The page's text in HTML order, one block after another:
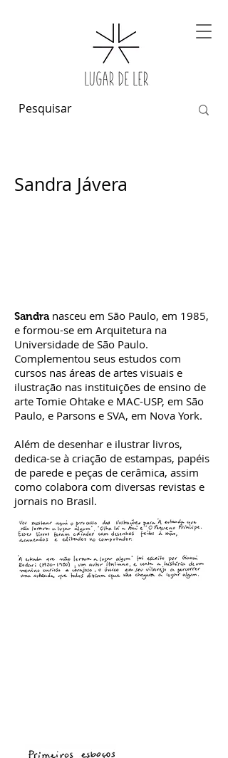
Sandra Jávera
Sandranasceu em São Paulo, em 1985,
e formou-se em Arquitetura na
Universidade de São Paulo.
Complementou seus estudos com
cursos nas áreas de artes visuais e
ilustração nas instituições de ensino de
arte Tomie Ohtake e MAC-USP, em São
Paulo, e Parsons e SVA, em Nova York.
Além de desenhar e ilustrar livros,
dedica-se à criação de estampas, papéis
de parede e peças de cerâmica, assim
como colabora com diversas revistas e
jornais no Brasil.